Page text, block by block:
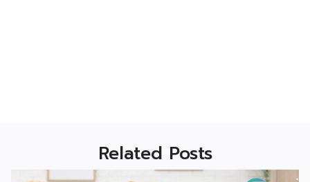
Related Posts